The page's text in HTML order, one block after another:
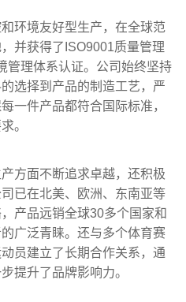
环境友好型生产，在全球范
并获得了ISO9001质量管理
管理体系认证。公司始终坚持
选择到产品的制造工艺，严
一件产品都符合国际标准，
。
方面不断追求卓越，还积极
已在北美、欧洲、东南亚等
产品远销全球30多个国家和
广泛青睐。还与多个体育赛
员建立了长期合作关系，通
提升了品牌影响力。